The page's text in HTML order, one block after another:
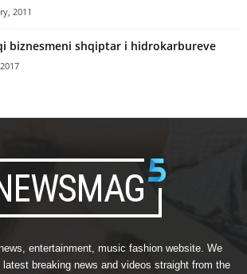
2011
biznesmeni shqiptar i hidrokarbureve
entertainment, music fashion website. We
breaking news and videos straight from the